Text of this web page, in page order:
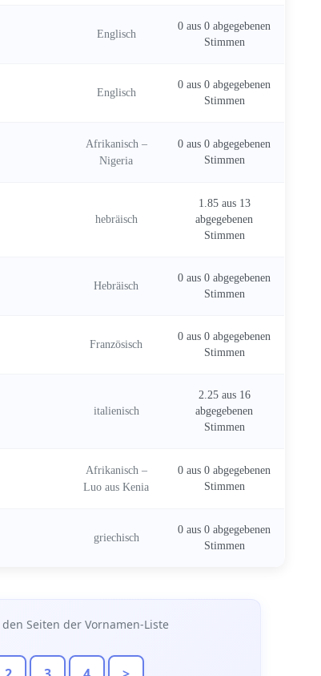
Englisch
0 aus 0 abgegebenen
Stimmen
Englisch
0 aus 0 abgegebenen
Stimmen
Afrikanisch –
Nigeria
0 aus 0 abgegebenen
Stimmen
hebräisch
1.85 aus 13
abgegebenen
Stimmen
Hebräisch
0 aus 0 abgegebenen
Stimmen
Französisch
0 aus 0 abgegebenen
Stimmen
italienisch
2.25 aus 16
abgegebenen
Stimmen
Afrikanisch –
Luo aus Kenia
0 aus 0 abgegebenen
Stimmen
griechisch
0 aus 0 abgegebenen
Stimmen
Seiten der Vornamen-Liste